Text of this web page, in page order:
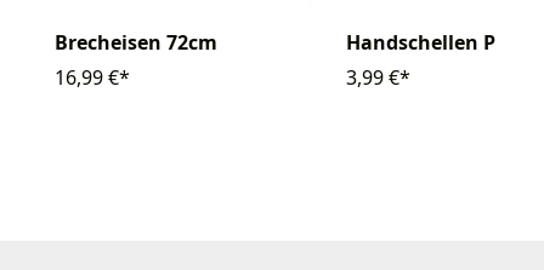
Brecheisen 72cm
16,99 €*
Handschellen
3,99 €*